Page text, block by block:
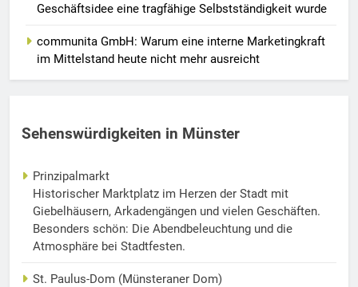
Geschäftsidee eine tragfähige Selbstständigkeit wurde
communita GmbH: Warum eine interne Marketingkraft
im Mittelstand heute nicht mehr ausreicht
Sehenswürdigkeiten in Münster
Prinzipalmarkt
Historischer Marktplatz im Herzen der Stadt mit
Giebelhäusern, Arkadengängen und vielen Geschäften.
Besonders schön: Die Abendbeleuchtung und die
Atmosphäre bei Stadtfesten.
St. Paulus-Dom (Münsteraner Dom)